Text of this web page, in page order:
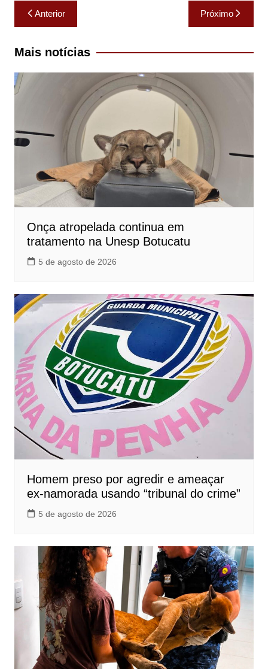
Navegação
de
Post
Anterior Próximo
Mais notícias
Onça atropelada continua em
tratamento na Unesp Botucatu
5 de agosto de 2026
Homem preso por agredir e ameaçar
ex-namorada usando “tribunal do crime”
5 de agosto de 2026